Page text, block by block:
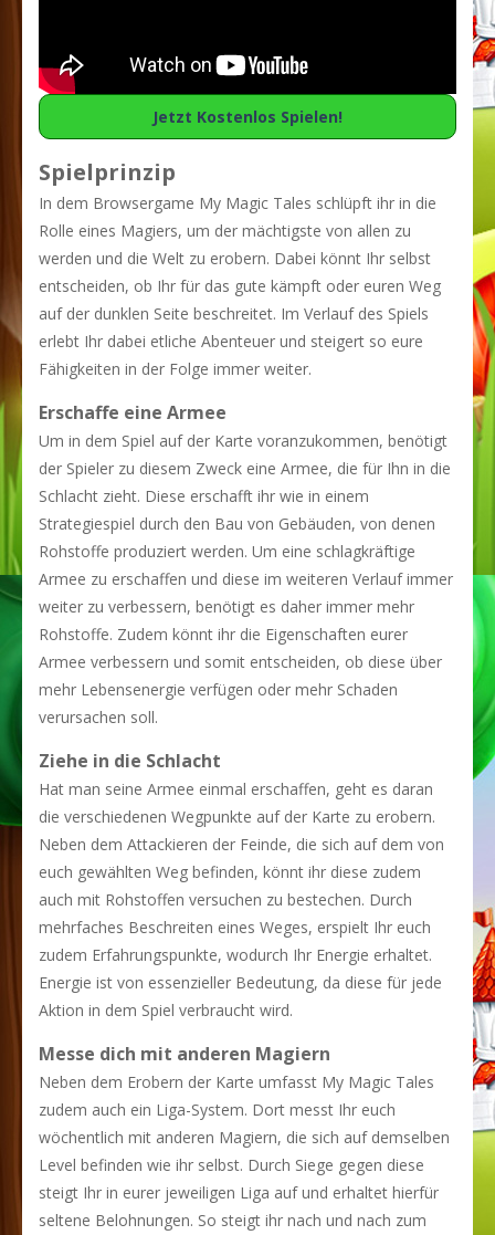
Jetzt Kostenlos Spielen!
Spielprinzip
In dem Browsergame My Magic Tales schlüpft ihr in die
Rolle eines Magiers, um der mächtigste von allen zu
werden und die Welt zu erobern. Dabei könnt Ihr selbst
entscheiden, ob Ihr für das gute kämpft oder euren Weg
auf der dunklen Seite beschreitet. Im Verlauf des Spiels
erlebt Ihr dabei etliche Abenteuer und steigert so eure
Fähigkeiten in der Folge immer weiter.
Erschaffe eine Armee
Um in dem Spiel auf der Karte voranzukommen, benötigt
der Spieler zu diesem Zweck eine Armee, die für Ihn in die
Schlacht zieht. Diese erschafft ihr wie in einem
Strategiespiel durch den Bau von Gebäuden, von denen
Rohstoffe produziert werden. Um eine schlagkräftige
Armee zu erschaffen und diese im weiteren Verlauf immer
weiter zu verbessern, benötigt es daher immer mehr
Rohstoffe. Zudem könnt ihr die Eigenschaften eurer
Armee verbessern und somit entscheiden, ob diese über
mehr Lebensenergie verfügen oder mehr Schaden
verursachen soll.
Ziehe in die Schlacht
Hat man seine Armee einmal erschaffen, geht es daran
die verschiedenen Wegpunkte auf der Karte zu erobern.
Neben dem Attackieren der Feinde, die sich auf dem von
euch gewählten Weg befinden, könnt ihr diese zudem
auch mit Rohstoffen versuchen zu bestechen. Durch
mehrfaches Beschreiten eines Weges, erspielt Ihr euch
zudem Erfahrungspunkte, wodurch Ihr Energie erhaltet.
Energie ist von essenzieller Bedeutung, da diese für jede
Aktion in dem Spiel verbraucht wird.
Messe dich mit anderen Magiern
Neben dem Erobern der Karte umfasst My Magic Tales
zudem auch ein Liga-System. Dort messt Ihr euch
wöchentlich mit anderen Magiern, die sich auf demselben
Level befinden wie ihr selbst. Durch Siege gegen diese
steigt Ihr in eurer jeweiligen Liga auf und erhaltet hierfür
seltene Belohnungen. So steigt ihr nach und nach zum